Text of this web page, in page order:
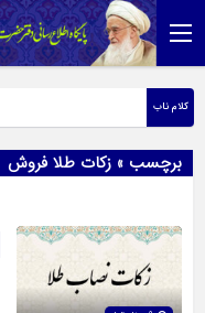
کلام ناب
برچسب » زکات طلا فروش